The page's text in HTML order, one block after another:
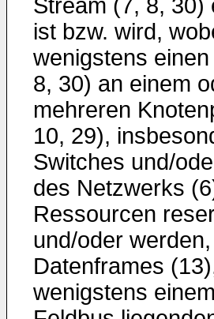
Stream (7, 8, 30)
ist bzw. wird,
wenigstens
8, 30) an einem
mehreren
10, 29),
Switches und/
des Netzwerks
Ressourcen
und/oder
Datenframes
wenigstens